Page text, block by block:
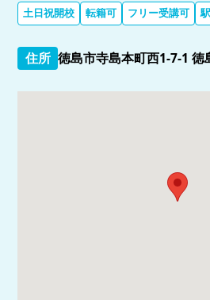
土日祝開校 転籍可 フリー受講可
住所 徳島市寺島本町西1-7-1 徳